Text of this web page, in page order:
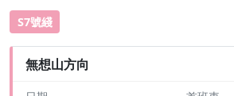
S7號綫
無想山方向